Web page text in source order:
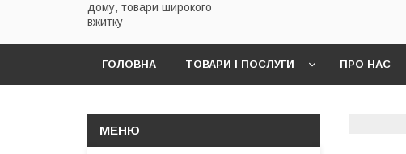
дому, товари широкого
вжитку
ГОЛОВНА ТОВАРИ І ПОСЛУГИ ПРО НАС